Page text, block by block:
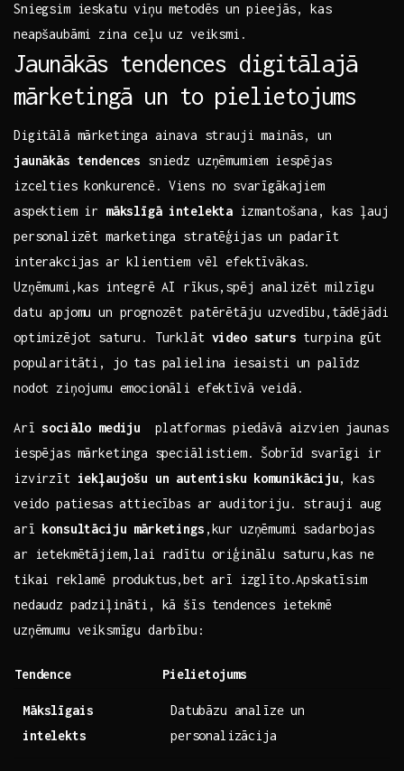
Sniegsim ieskatu ⁣viņu metodēs un ⁤pieejās, kas
‍neapšaubāmi zina⁣ ceļu uz veiksmi.
Jaunākās tendences ‌digitālajā
mārketingā un to ⁤pielietojums
Digitālā mārketinga⁤ ainava​ strauji mainās, un
jaunākās tendences sniedz uzņēmumiem iespējas
izcelties konkurencē. Viens no ⁣svarīgākajiem
aspektiem ir mākslīgā intelekta izmantošana, kas ļauj
personalizēt marketinga stratēģijas‍ un padarīt‍
interakcijas ar klientiem vēl ​efektīvākas.
Uzņēmumi,kas⁣ integrē AI rīkus,spēj analizēt milzīgu
datu apjomu ‌un prognozēt patērētāju uzvedību,tādējādi
optimizējot‌ saturu. Turklāt video saturs turpina​ gūt
popularitāti, jo tas palielina iesaisti un ⁣palīdz
nodot ziņojumu emocionāli efektīvā veidā.
Arīsociālo mediju ‍ platformas⁢ piedāvā aizvien jaunas
iespējas mārketinga ⁣speciālistiem. Šobrīd svarīgi ir
izvirzīt iekļaujošu un ⁢autentisku komunikāciju, kas
⁢veido patiesas attiecības ar‍ auditoriju. strauji ​aug​
arī konsultāciju mārketings ,kur uzņēmumi⁢ sadarbojas
ar ietekmētājiem,lai radītu oriģinālu saturu,kas ne⁤
tikai reklamē produktus,bet⁣ arī izglīto.Apskatīsim
nedaudz padziļināti,‍ kā šīs tendences‍ ietekmē
uzņēmumu veiksmīgu ‌darbību:
Tendence Pielietojums
Mākslīgais
intelekts
Datubāzu analīze un
personalizācija